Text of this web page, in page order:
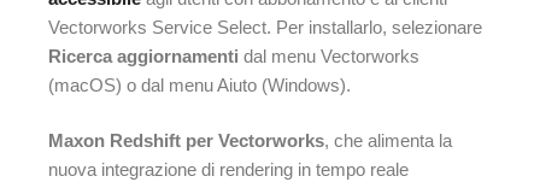
Vectorworks Service Select. Per installarlo, selezionare
Ricerca aggiornamenti dal menu Vectorworks
(macOS) o dal menu Aiuto (Windows).
Maxon Redshift per Vectorworks, che alimenta la
nuova integrazione di rendering in tempo reale